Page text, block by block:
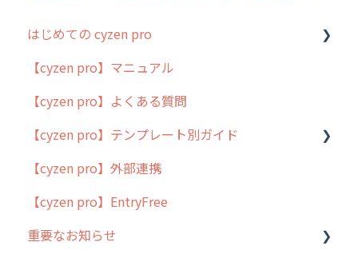
はじめての cyzen pro
cyzen pro とは？
簡易マニュアル
cyzen proの位置情報取得について
用語集
よくある質問
【cyzen pro】マニュアル
【cyzen pro】よくある質問
【cyzen pro】テンプレート別ガイド
ポスティング
ラウンダー
メンテナンス
【cyzen pro】外部連携
【cyzen pro】EntryFree
重要なお知らせ